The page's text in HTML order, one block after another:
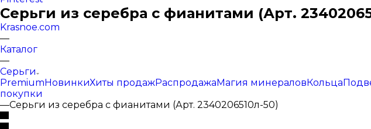
Серьги из серебра с фианитами (Арт.
Krasnoe.com
—
Каталог
—
Серьги
PremiumНовинкиХиты продажРаспродажаМагия минераловКольца
покупки
—Серьги из серебра с фианитами (Арт. 2340206510л-50)